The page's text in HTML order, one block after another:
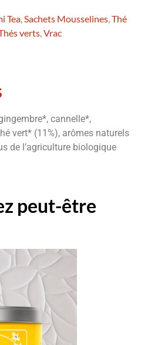
Tea,Sachets Mousselines,Thé
verts,Vrac
cannelle*,
vert* (11%), arômes naturels
de l’agriculture biologique
peut-être